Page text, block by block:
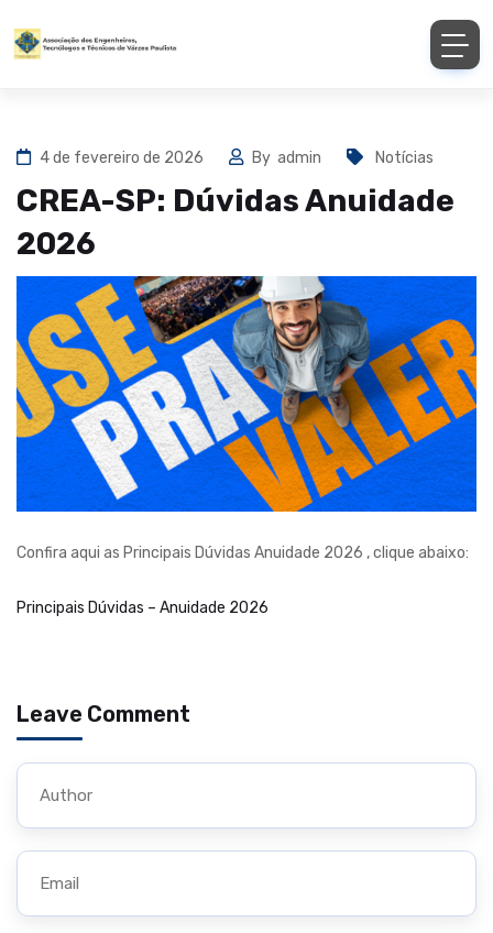
4 de fevereiro de 2026 By admin Notícias
CREA-SP: Dúvidas Anuidade
2026
Confira aqui as Principais Dúvidas Anuidade 2026 , clique abaixo:
Principais Dúvidas – Anuidade 2026
Leave Comment